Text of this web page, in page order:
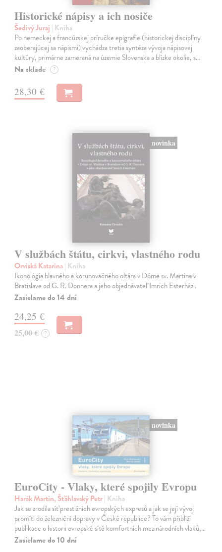
Historické nápisy a ich nosiče
Šedivý Juraj | Kniha
Po nemeckej a francúzskej príručke epigrafie (historickej disciplíny
zaoberajúcej sa nápismi) vychádza tretia syntéza vývoja nápisovej
kultúry, primárne zameraná na územie Slovenska a blízke okolie, s…
Na sklade ?
28,30 €
novinka
V službách štátu, cirkvi, vlastného rodu
Orviská Katarína| Kniha
Ikonológia hlavného a korunovačného oltára v Dóme sv. Martina v
Bratislave od G. R. Donnera a jeho objednávateľ Imrich Esterházi.
Zasielame do 14 dní
24,25 €
25,00 € ?
novinka
EuroCity - Vlaky, které spojily Evropu
Harák Martin, Šťáhlavský Petr| Kniha
Jak se zrodila síť prestižních evropských expresů a jak se její vývoj
promítl do železniční dopravy v České republice? To vám přiblíží
publikace o historii evropské sítě komfortních mezinárodních vlaků,…
Zasielame do 10 dní